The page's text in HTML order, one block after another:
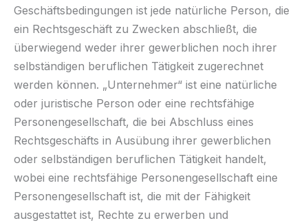
Geschäftsbedingungen ist jede natürliche Person, die
ein Rechtsgeschäft zu Zwecken abschließt, die
überwiegend weder ihrer gewerblichen noch ihrer
selbständigen beruflichen Tätigkeit zugerechnet
werden können. „Unternehmer“ ist eine natürliche
oder juristische Person oder eine rechtsfähige
Personengesellschaft, die bei Abschluss eines
Rechtsgeschäfts in Ausübung ihrer gewerblichen
oder selbständigen beruflichen Tätigkeit handelt,
wobei eine rechtsfähige Personengesellschaft eine
Personengesellschaft ist, die mit der Fähigkeit
ausgestattet ist, Rechte zu erwerben und